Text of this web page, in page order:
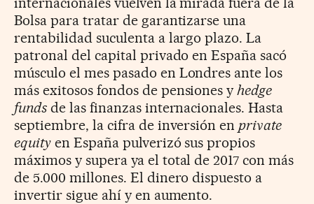
Bolsa para tratar de garantizarse una
rentabilidad suculenta a largo plazo. La
patronal del capital privado en España sacó
músculo el mes pasado en Londres ante los
más exitosos fondos de pensiones yhedge
fundsde las finanzas internacionales. Hasta
septiembre, la cifra de inversión en private
equityen España pulverizó sus propios
máximos y supera ya el total de 2017 con más
de 5.000 millones. El dinero dispuesto a
invertir sigue ahí y en aumento.